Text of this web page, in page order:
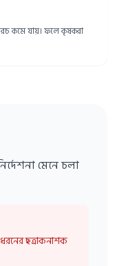
কমে যায়। ফলে কৃষকরা
মেনে চলা
ছত্রাকনাশক